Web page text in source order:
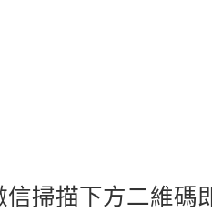
信掃描下方二維碼